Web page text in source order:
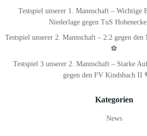
Testspiel unserer 1. Mannschaft – Wichtige
Niederlage gegen TuS
Testspiel unserer 2. Mannschaft – 2:2 gegen
⚽
Testspiel 3 unserer 2. Mannschaft – Starke
gegen den FV Kindsbach II
Kategorien
News